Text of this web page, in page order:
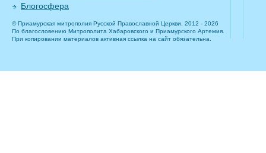
Блогосфера
© Приамурская митрополия Русской Православной Церкви, 2012 - 2026
По благословению Митрополита Хабаровского и Приамурского Артемия.
При копировании материалов активная ссылка на сайт обязательна.